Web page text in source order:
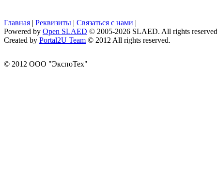
Главная | Реквизиты | Связаться с нами |
Powered by Open SLAED © 2005-2026 SLAED. All rights
Created by Portal2U Team © 2012 All rights reserved.
© 2012 ООО "ЭкспоТех"